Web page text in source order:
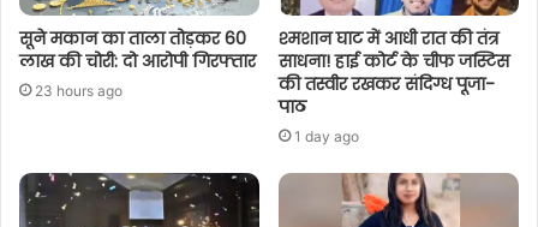
सूने मकान का ताला तोड़कर 60
लाख की चोरी: दो आरोपी गिरफ्तार
23 hours ago
श्मशान घाट में आधी रात की तंत्र
साधना! हाई कोर्ट के चीफ जस्टिस
की तस्वीर रखकर संदिग्ध पूजा-
पाठ
1 day ago